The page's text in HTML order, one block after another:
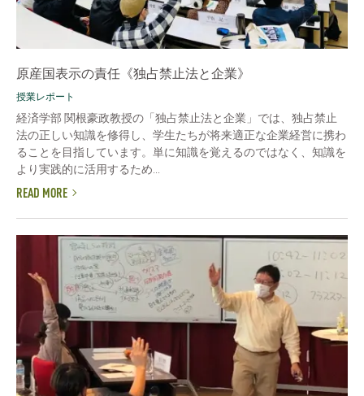
原産国表示の責任《独占禁止法と企業》
授業レポート
経済学部 関根豪政教授の「独占禁止法と企業」では、独占禁止
法の正しい知識を修得し、学生たちが将来適正な企業経営に携わ
ることを目指しています。単に知識を覚えるのではなく、知識を
より実践的に活用するため...
READ MORE